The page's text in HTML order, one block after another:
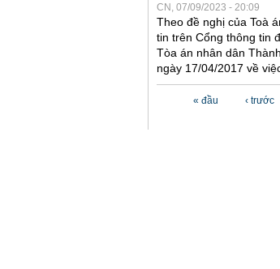
CN, 07/09/2023 - 20:09
Theo đề nghị của Toà
tin trên Cổng thông tin
Tòa án nhân dân
ngày 17/04/2017 về
« đầu ‹ trước